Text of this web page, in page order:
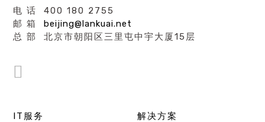
电 话 400 180 2755
邮 箱beijing@lankuai.net
总 部 北京市朝阳区三里屯中宇大厦15层
IT服务 解决方案